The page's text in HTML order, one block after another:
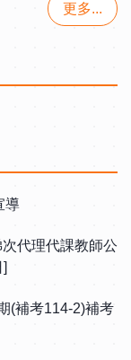
更多...
導
次代理代課教師公
(補考114-2)補考